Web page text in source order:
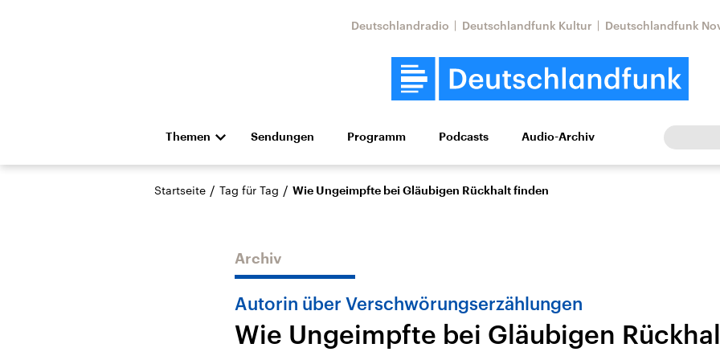
Deutschlandradio Deutschlandfunk Kultur Deutschlandfunk
Themen
Die Nachrichten Politik Wirtschaft Wissen Kultur Europa
Hörspiel und Feature Musik
Landtagswahl Sachsen-
USA
Aktuelle Beiträge,
Nahostkonflikt
Iran
Sendungen Programm Podcasts Audio-Archiv
Startseite / Tag für Tag / Wie Ungeimpfte bei Gläubigen Rückhalt finden
Archiv
Autorin über Verschwörungserzählungen
Wie Ungeimpfte bei Gläubigen